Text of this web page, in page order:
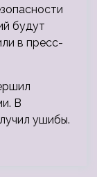
будут
в пресс-
В
ушибы.